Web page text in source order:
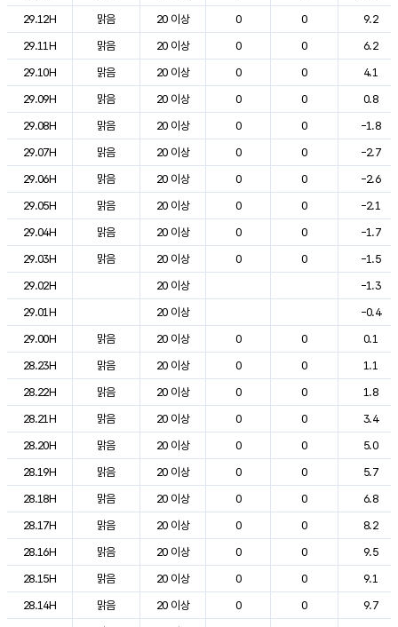
29.12H
맑음 20 이상 0 0
9.2
29.11H
맑음 20 이상 0 0
6.2
29.10H
맑음 20 이상 0 0
4.1
29.09H
맑음 20 이상 0 0
0.8
29.08H
맑음 20 이상 0 0
-1.8
29.07H
맑음 20 이상 0 0
-2.7
29.06H
맑음 20 이상 0 0
-2.6
29.05H
맑음 20 이상 0 0
-2.1
29.04H
맑음 20 이상 0 0
-1.7
29.03H
맑음 20 이상 0 0
-1.5
29.02H
20 이상
-1.3
29.01H
20 이상
-0.4
29.00H
맑음 20 이상 0 0
0.1
28.23H
맑음 20 이상 0 0
1.1
28.22H
맑음 20 이상 0 0
1.8
28.21H
맑음 20 이상 0 0
3.4
28.20H
맑음 20 이상 0 0
5.0
28.19H
맑음 20 이상 0 0
5.7
28.18H
맑음 20 이상 0 0
6.8
28.17H
맑음 20 이상 0 0
8.2
28.16H
맑음 20 이상 0 0
9.5
28.15H
맑음 20 이상 0 0
9.1
28.14H
맑음 20 이상 0 0
9.7